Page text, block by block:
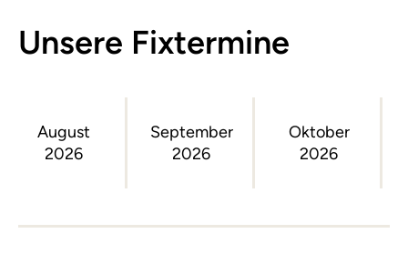
Unsere Fixtermine
August
2026
September
2026
Oktober
2026